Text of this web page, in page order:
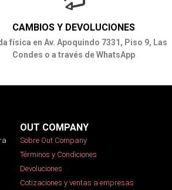
CAMBIOS Y DEVOLUCIONES
física en Av. Apoquindo 7331, Piso 9, Las
Condes o a través de WhatsApp
OUT COMPANY
Sobre Out Company
Términos y Condiciones
Devoluciones
Cotizaciones y ventas a empresas